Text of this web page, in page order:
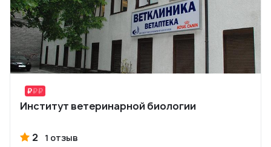
Институт ветеринарной биологии
2 1 отзыв